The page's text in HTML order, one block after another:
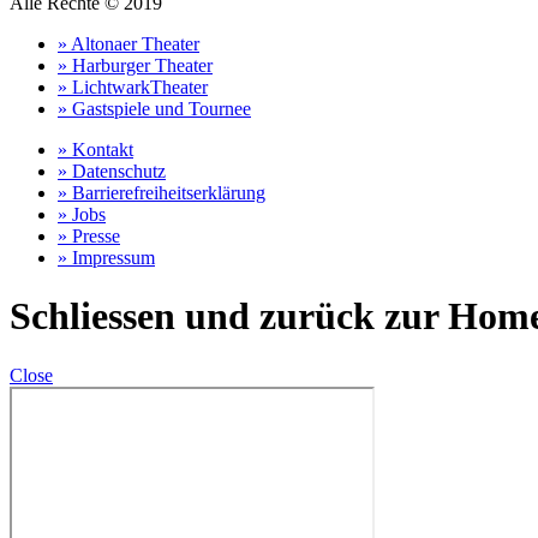
» Altonaer Theater
» Harburger Theater
» LichtwarkTheater
» Gastspiele und Tournee
» Kontakt
» Datenschutz
» Barrierefreiheitserklärung
» Jobs
» Presse
» Impressum
Schliessen und zurück zur
Close